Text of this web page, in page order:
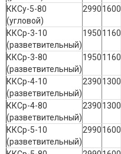
ККСу-5-80
(угловой)
29901600
ККСр-3-10
(разветвительный)
19501160
ККСр-3-80
(разветвительный)
19501160
ККСр-4-10
(разветвительный)
23901300
ККСр-4-80
(разветвительный)
23901300
ККСр-5-10
(разветвительный)
29901600